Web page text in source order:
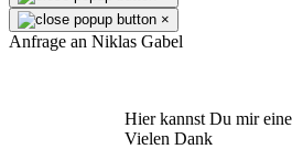
×
Anfrage an Niklas Gabel
Hier kannst Du mir
Vielen Dank